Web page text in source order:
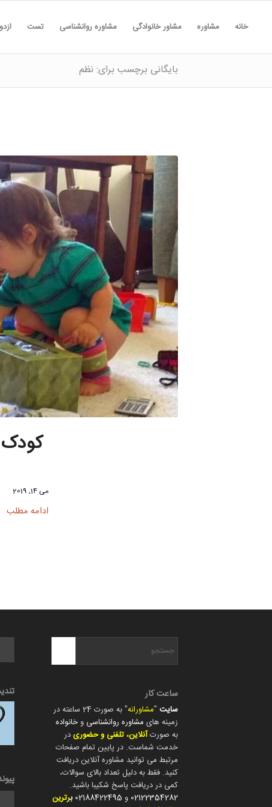
خانه مشاوره مشاور خانوادگی مشاوره روانشناسی تست
بایگانی برچسب برای: نظم
کودک
می 14, 2019
ادامه مطلب
ساعت کار
سایت "مشاورانه
" به صورت 24 ساعته در
زمینه های مشاوره روانشناسی و خانواده
به صورتآنلاین، تلفنی و حضوریدر
خدمت شماست. در پایین تمام صفحات
مرتبط می توانید مشاوره آنلاین دریافت
کنید. فقط به دلیل تعداد بالای سوالات،
کمی در دریافت پاسخ شکیبا باشید.
02122354282 و 02188422495 برترین